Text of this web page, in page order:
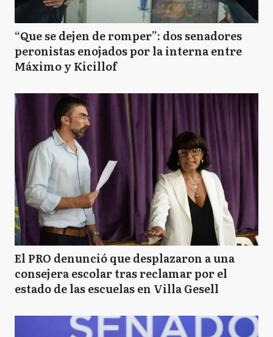
“Que se dejen de romper”: dos senadores
peronistas enojados por la interna entre
Máximo y Kicillof
El PRO denunció que desplazaron a una
consejera escolar tras reclamar por el
estado de las escuelas en Villa Gesell